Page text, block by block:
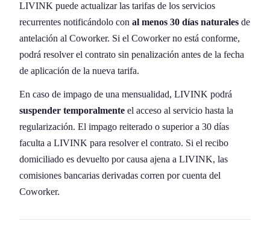
LIVINK puede actualizar las tarifas de los servicios
recurrentes notificándolo con al menos 30 días naturales de
antelación al Coworker. Si el Coworker no está conforme,
podrá resolver el contrato sin penalización antes de la fecha
de aplicación de la nueva tarifa.
En caso de impago de una mensualidad, LIVINK podrá
suspender temporalmente el acceso al servicio hasta la
regularización. El impago reiterado o superior a 30 días
faculta a LIVINK para resolver el contrato. Si el recibo
domiciliado es devuelto por causa ajena a LIVINK, las
comisiones bancarias derivadas corren por cuenta del
Coworker.